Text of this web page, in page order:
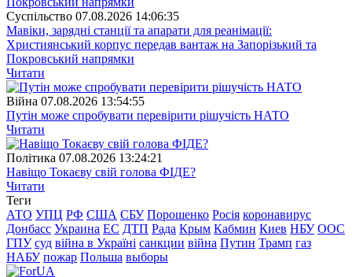
Суспiльство 07.08.2026 14:06:35
Мавіки, зарядні станції та апарати для реанімації:
Християнський корпус передав вантаж на Запорізький та
Покровський напрямки
Читати
Війна 07.08.2026 13:54:55
Путін може спробувати перевірити рішучість НАТО
Читати
Полiтика 07.08.2026 13:24:21
Навіщо Токаєву свій голова ФІДЕ?
Читати
Теги
АТО УПЦ РФ США СБУ Порошенко Росія коронавирус
Донбасс Украина ЕС ДТП Рада Крым Кабмин Киев НБУ ООС
ГПУ суд війна в Україні санкции війна Путин Трамп газ
НАБУ пожар Польша выборы